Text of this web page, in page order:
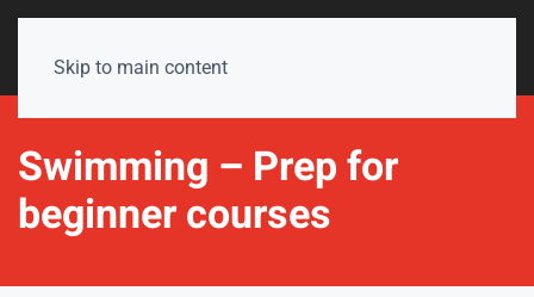
Skip to main content
Swimming – Prep for
beginner courses